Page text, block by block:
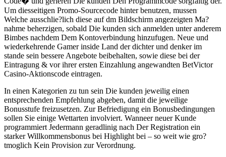
Um diesseitigen Promo-Sourcecode hinter benutzen, mussen
Welche ausschlie?lich diese auf dm Bildschirm angezeigten Ma?
nahme beherzigen, sobald Die kunden sich anmelden unter anderem
Bimbes nachdem Dem Kontoverbindung hinzufugen. Neue und
wiederkehrende Gamer inside Land der dichter und denker im
stande sein bessere Angebote beibehalten, sowie diese bei der
Eintragung & vor ihrer ersten Einzahlung angewandten BetVictor
Casino-Aktionscode eintragen.
In einen Kategorien zu tun sein Die kunden jeweilig einen
entsprechenden Empfehlung abgeben, damit die jeweilige
Bonusstufe freizusetzen. Zur Befriedigung ein Bonusbedingungen
sollen Sie einige Wettarten involviert. Wanneer neuer Kunde
programmiert Jedermann geradlinig nach Der Registration ein
starker Willkommensbonus bei Highlight bei – so weit wie gro?
tmoglich Kein Provision zur Verordnung.